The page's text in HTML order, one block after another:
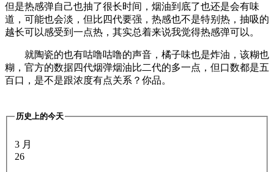
但是热感弹自己也抽了很长时间，烟油到底了也还是会有味
道，可能也会淡，但比四代要强，热感也不是特别热，抽吸的
越长可以感受到一点热，其实总着来说我觉得热感弹可以。
就陶瓷的也有咕噜咕噜的声音，橘子味也是炸油，该糊也
糊，官方的数据四代烟弹烟油比二代的多一点，但口数都是五
百口，是不是跟浓度有点关系？你品。
历史上的今天
3 月
26